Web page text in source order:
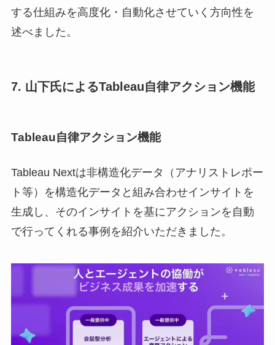
する仕組みを高度化・自動化させていく方向性を
述べました。
7. 山下氏によるTableau自律アクション機能
Tableau自律アクション機能
Tableau Nextは非構造化データ（アナリストレポー
ト等）を構造化データと組み合わせインサイトを
生成し、そのインサイトを基にアクションを自動
で行ってくれる事例を紹介いただきました。